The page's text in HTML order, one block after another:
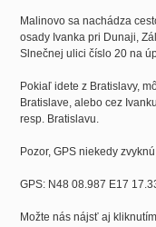
Malinovo sa nachádza
osady Ivanka pri Dunaji,
Slnečnej ulici číslo 20 na
Pokiaľ idete z Bratislavy,
Bratislave, alebo cez
resp. Bratislavu.
Pozor, GPS niekedy
GPS: N48 08.987 E17
Možte nás nájsť aj